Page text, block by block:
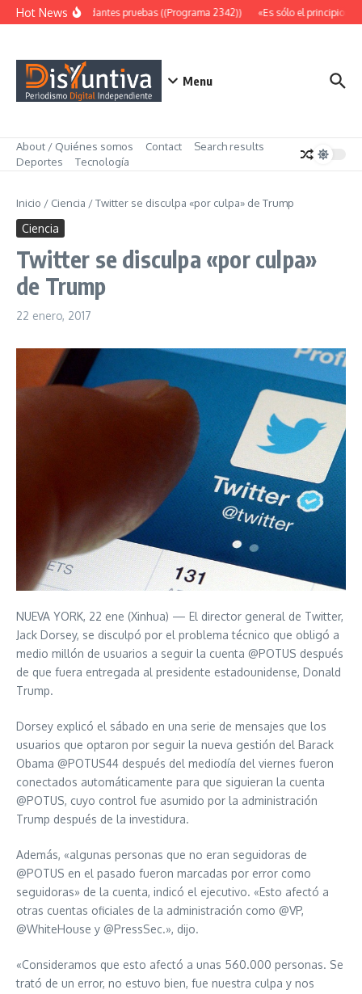
Saltar al contenido
Hot NewsAbundantes pruebas ((Programa 2342)) «Es sólo el principio»
Menu
About / Quiénes somos Contact
Search results
Deportes
Tecnología
Inicio / Ciencia /Twitter se disculpa «por culpa» de Trump
Ciencia
Twitter se disculpa «por culpa»
de Trump
22 enero, 2017
NUEVA YORK, 22 ene (Xinhua) — El director general de Twitter,
Jack Dorsey, se disculpó por el problema técnico que obligó a
medio millón de usuarios a seguir la cuenta @POTUS después
de que fuera entregada al presidente estadounidense, Donald
Trump.
Dorsey explicó el sábado en una serie de mensajes que los
usuarios que optaron por seguir la nueva gestión del Barack
Obama @POTUS44 después del mediodía del viernes fueron
conectados automáticamente para que siguieran la cuenta
@POTUS, cuyo control fue asumido por la administración
Trump después de la investidura.
Además, «algunas personas que no eran seguidoras de
@POTUS en el pasado fueron marcadas por error como
seguidoras» de la cuenta, indicó el ejecutivo. «Esto afectó a
otras cuentas oficiales de la administración como @VP,
@WhiteHouse y @PressSec.», dijo.
«Consideramos que esto afectó a unas 560.000 personas. Se
trató de un error, no estuvo bien, fue nuestra culpa y nos